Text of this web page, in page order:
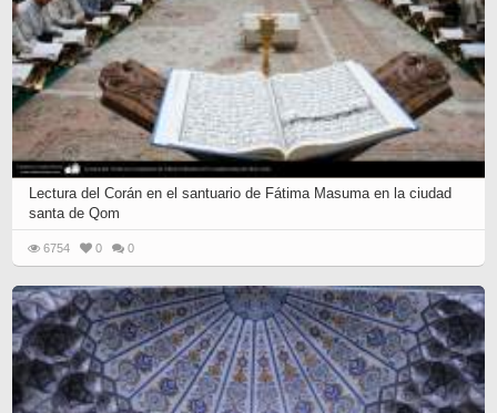
Lectura del Corán en el santuario de Fátima Masuma en la ciudad
santa de Qom
6754 0 0